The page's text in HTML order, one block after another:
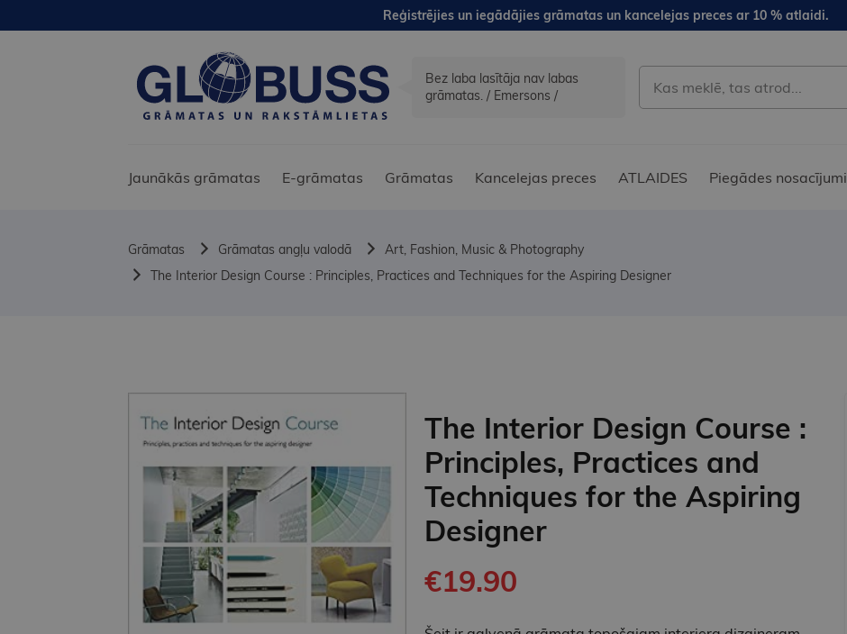
Reģistrējies un iegādājies grāmatas un kancelejas preces ar 10 % atlaidi.
Bez laba lasītāja nav labas
grāmatas. / Emersons /
Jaunākās grāmatas E-grāmatas Grāmatas Kancelejas preces ATLAIDES Piegādes nosacījumi
Grāmatas Grāmatas angļu valodā
Art, Fashion, Music & Photography
The Interior Design Course : Principles, Practices and Techniques for the Aspiring Designer
The Interior Design Course :
Principles, Practices and
Techniques for the Aspiring
Designer
€19.90